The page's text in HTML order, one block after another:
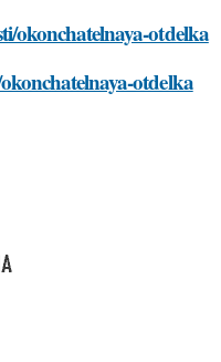
okonchatelnaya-otdelka
otdelka